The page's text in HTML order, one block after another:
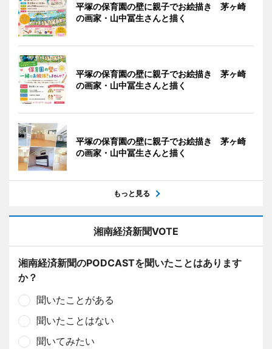
平塚の保育園の壁に親子でお絵描き 茅ヶ崎
の画家・山中冨生さんと描く
平塚の保育園の壁に親子でお絵描き 茅ヶ崎
の画家・山中冨生さんと描く
平塚の保育園の壁に親子でお絵描き 茅ヶ崎
の画家・山中冨生さんと描く
もっと見る
湘南経済新聞VOTE
湘南経済新聞のPODCASTを聞いたことはあります
か？
聞いたことがある
聞いたことはない
聞いてみたい